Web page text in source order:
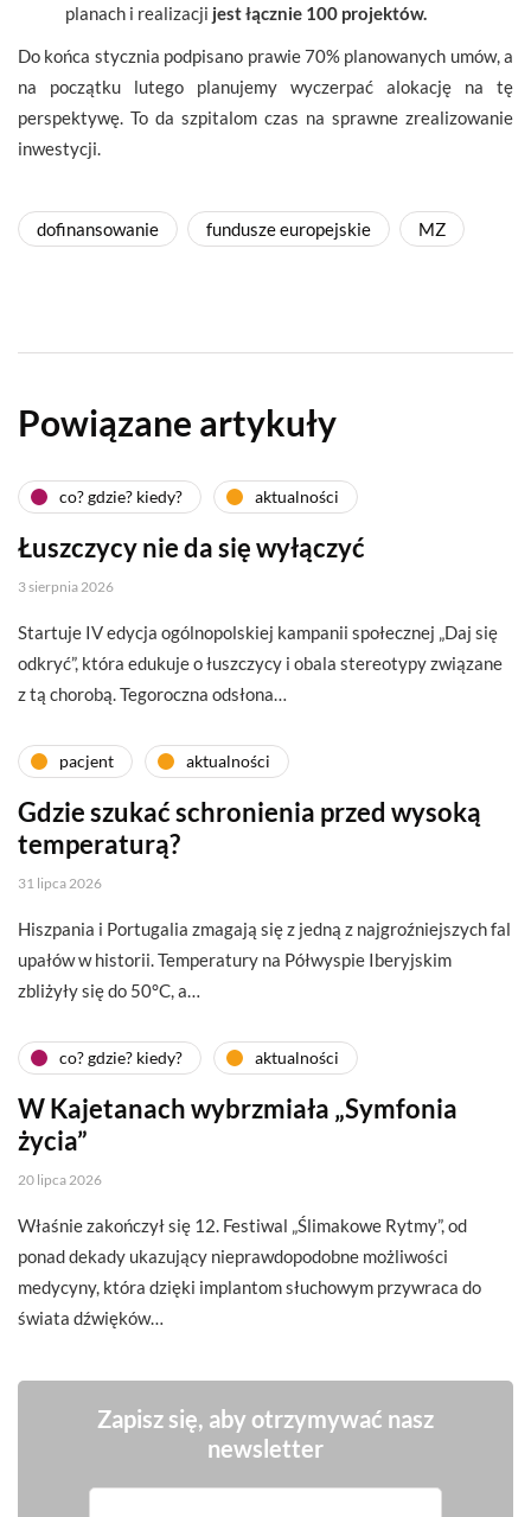
planach i realizacji jest łącznie 100 projektów.
Do końca stycznia podpisano prawie 70% planowanych umów, a
na początku lutego planujemy wyczerpać alokację na tę
perspektywę. To da szpitalom czas na sprawne zrealizowanie
inwestycji.
dofinansowanie fundusze europejskie MZ
Powiązane artykuły
co? gdzie? kiedy? aktualności
Łuszczycy nie da się wyłączyć
3 sierpnia 2026
Startuje IV edycja ogólnopolskiej kampanii społecznej „Daj się
odkryć”, która edukuje o łuszczycy i obala stereotypy związane
z tą chorobą. Tegoroczna odsłona…
pacjent aktualności
Gdzie szukać schronienia przed wysoką
temperaturą?
31 lipca 2026
Hiszpania i Portugalia zmagają się z jedną z najgroźniejszych fal
upałów w historii. Temperatury na Półwyspie Iberyjskim
zbliżyły się do 50°C, a…
co? gdzie? kiedy? aktualności
W Kajetanach wybrzmiała „Symfonia
życia”
20 lipca 2026
Właśnie zakończył się 12. Festiwal „Ślimakowe Rytmy”, od
ponad dekady ukazujący nieprawdopodobne możliwości
medycyny, która dzięki implantom słuchowym przywraca do
świata dźwięków…
Zapisz się, aby otrzymywać nasz
newsletter